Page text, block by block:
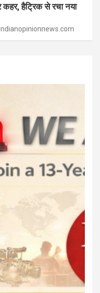
कहर, हैट्रिक से रचा नया